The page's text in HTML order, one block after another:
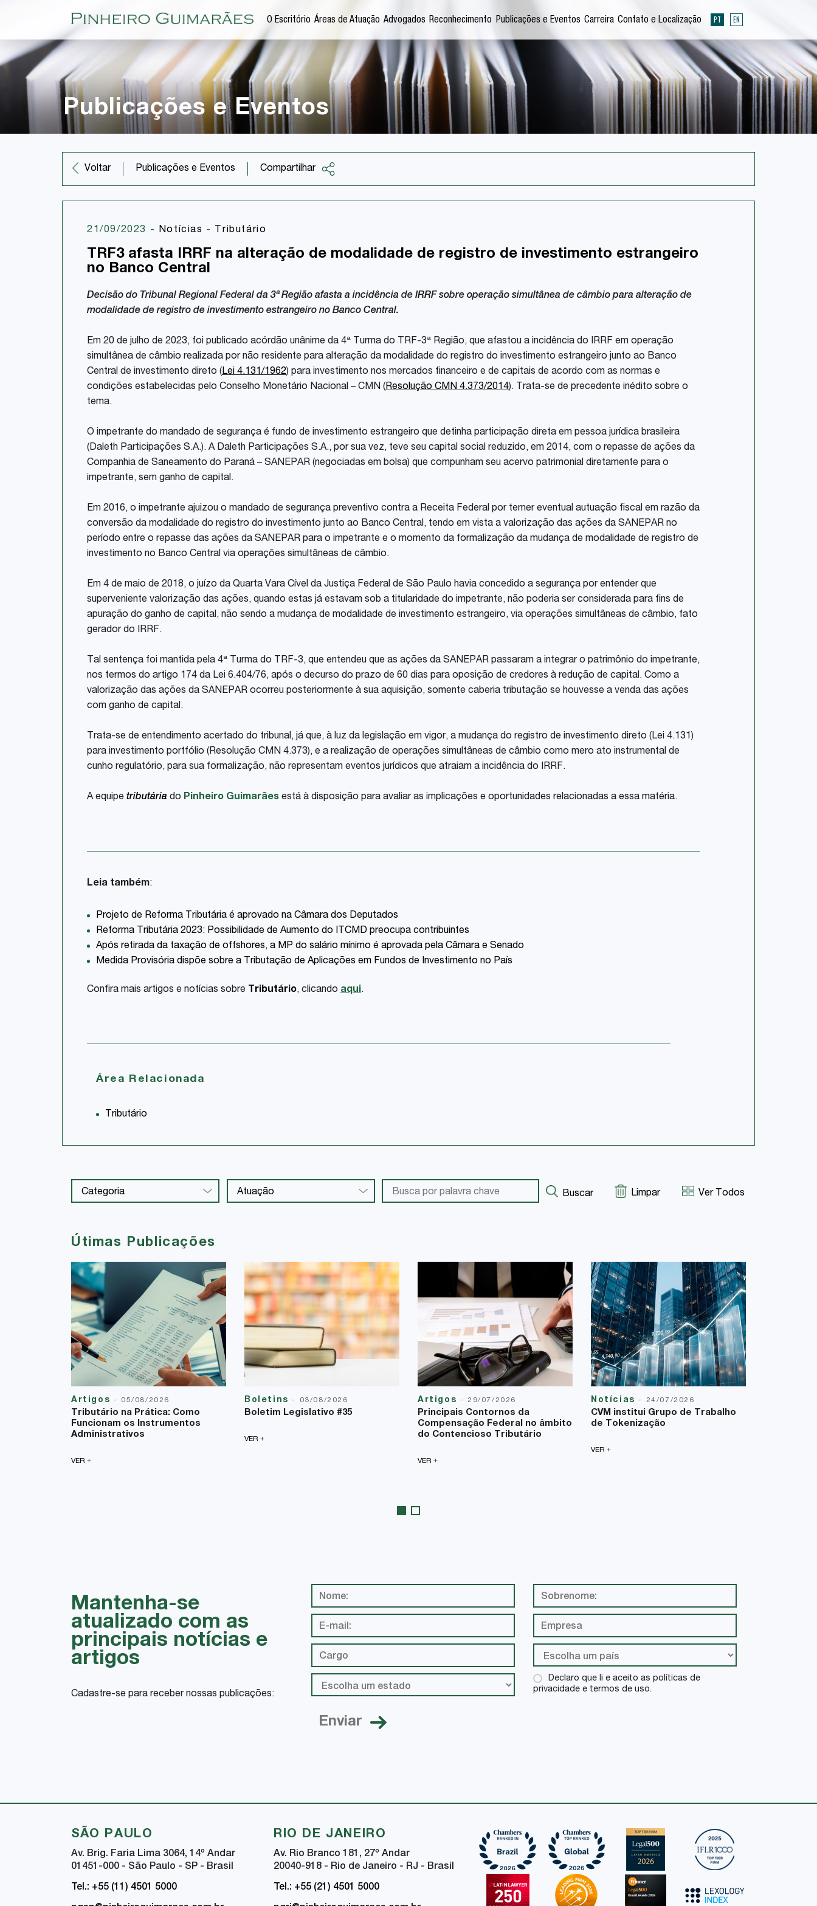
O Escritório Áreas de Atuação Advogados Reconhecimento Publicações e Eventos Carreira Contato e Localização PT EN
Publicações e Eventos
Voltar Publicações e Eventos Compartilhar
Email
21/09/2023 - Notícias - Tributário
TRF3 afasta IRRF na alteração de modalidade de registro de investimento estrangeiro
no Banco Central
Decisão do Tribunal Regional Federal da 3ª Região afasta a incidência de IRRF sobre operação simultânea de câmbio para alteração de
modalidade de registro de investimento estrangeiro no Banco Central.
Em 20 de julho de 2023, foi publicado acórdão unânime da 4ª Turma do TRF-3ª Região, que afastou a incidência do IRRF em operação
simultânea de câmbio realizada por não residente para alteração da modalidade do registro do investimento estrangeiro junto ao Banco
Central de investimento direto (Lei 4.131/1962) para investimento nos mercados financeiro e de capitais de acordo com as normas e
condições estabelecidas pelo Conselho Monetário Nacional – CMN (Resolução CMN 4.373/2014). Trata-se de precedente inédito sobre o
tema.
O impetrante do mandado de segurança é fundo de investimento estrangeiro que detinha participação direta em pessoa jurídica brasileira
(Daleth Participações S.A.). A Daleth Participações S.A., por sua vez, teve seu capital social reduzido, em 2014, com o repasse de ações da
Companhia de Saneamento do Paraná – SANEPAR (negociadas em bolsa) que compunham seu acervo patrimonial diretamente para o
impetrante, sem ganho de capital.
Em 2016, o impetrante ajuizou o mandado de segurança preventivo contra a Receita Federal por temer eventual autuação fiscal em razão da
conversão da modalidade do registro do investimento junto ao Banco Central, tendo em vista a valorização das ações da SANEPAR no
período entre o repasse das ações da SANEPAR para o impetrante e o momento da formalização da mudança de modalidade de registro de
investimento no Banco Central via operações simultâneas de câmbio.
Em 4 de maio de 2018, o juízo da Quarta Vara Cível da Justiça Federal de São Paulo havia concedido a segurança por entender que
superveniente valorização das ações, quando estas já estavam sob a titularidade do impetrante, não poderia ser considerada para fins de
apuração do ganho de capital, não sendo a mudança de modalidade de investimento estrangeiro, via operações simultâneas de câmbio, fato
gerador do IRRF.
Tal sentença foi mantida pela 4ª Turma do TRF-3, que entendeu que as ações da SANEPAR passaram a integrar o patrimônio do impetrante,
nos termos do artigo 174 da Lei 6.404/76, após o decurso do prazo de 60 dias para oposição de credores à redução de capital. Como a
valorização das ações da SANEPAR ocorreu posteriormente à sua aquisição, somente caberia tributação se houvesse a venda das ações
com ganho de capital.
Trata-se de entendimento acertado do tribunal, já que, à luz da legislação em vigor, a mudança do registro de investimento direto (Lei 4.131)
para investimento portfólio (Resolução CMN 4.373), e a realização de operações simultâneas de câmbio como mero ato instrumental de
cunho regulatório, para sua formalização, não representam eventos jurídicos que atraiam a incidência do IRRF.
A equipe tributária do Pinheiro Guimarães está à disposição para avaliar as implicações e oportunidades relacionadas a essa matéria.
Leia também:
Projeto de Reforma Tributária é aprovado na Câmara dos Deputados
Reforma Tributária 2023: Possibilidade de Aumento do ITCMD preocupa contribuintes
Após retirada da taxação de offshores, a MP do salário mínimo é aprovada pela Câmara e Senado
Medida Provisória dispõe sobre a Tributação de Aplicações em Fundos de Investimento no País
Confira mais artigos e notícias sobre Tributário, clicando aqui.
Área Relacionada
Tributário
Buscar Limpar Ver Todos
Útimas Publicações
Artigos - 05/08/2026
Tributário na Prática: Como
Funcionam os Instrumentos
Administrativos
VER +
Boletins- 03/08/2026
Boletim Legislativo #35
VER +
Artigos - 29/07/2026
Principais Contornos da
Compensação Federal no âmbito
do Contencioso Tributário
VER +
Notícias- 24/07/2026
CVM institui Grupo de Trabalho
de Tokenização
VER +
Mantenha-se
atualizado com as
principais notícias e
artigos
Cadastre-se para receber nossas publicações:
Declaro que li e aceito as políticas de
privacidade e termos de uso.
SÃO PAULO
Av. Brig. Faria Lima 3064, 14º Andar
01451-000 - São Paulo - SP - Brasil
Tel.: +55 (11) 4501 5000
RIO DE JANEIRO
Av. Rio Branco 181, 27º Andar
20040-918 - Rio de Janeiro - RJ - Brasil
Tel.: +55 (21) 4501 5000